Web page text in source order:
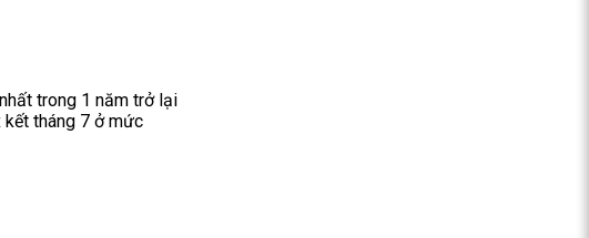
trong 1 năm trở lại
tháng 7 ở mức